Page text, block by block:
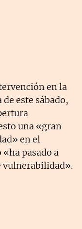
en la
este sábado,
una «gran
en el
pasado a
vulnerabilidad».